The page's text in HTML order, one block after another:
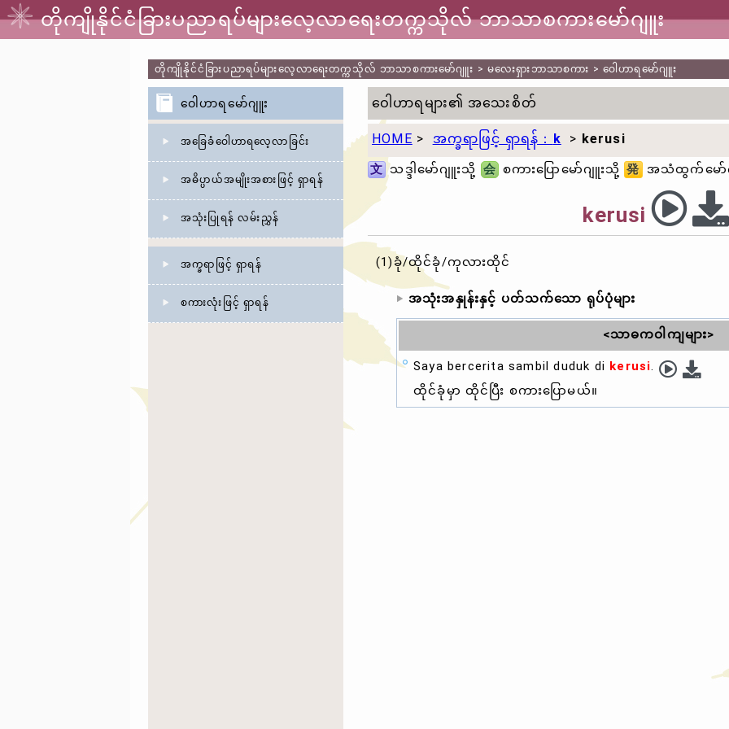
တိုကျိုနိုင်ငံခြားပညာရပ်များလေ့လာရေးတက္ကသိုလ် ဘာသာစကားမော်ဂျူး
တိုကျိုနိုင်ငံခြားပညာရပ်များလေ့လာရေးတက္ကသိုလ် ဘာသာစကားမော်ဂျူး >မလေးရှားဘာသာစကား >ဝေါဟာရမော်ဂျူး
ဝေါဟာရမော်ဂျူး
အခြေခံဝေါဟာရလေ့လာခြင်း
အဓိပ္ပာယ်အမျိုးအစားဖြင့် ရှာရန်
အသုံးပြုရန် လမ်းညွှန်
အက္ခရာဖြင့် ရှာရန်
စကားလုံးဖြင့် ရှာရန်
ဝေါဟာရများ၏ အသေးစိတ်
HOME > အက္ခရာဖြင့် ရှာရန်： k > kerusi
文 သဒ္ဒါမော်ဂျူးသို့ 会စကားပြောမော်ဂျူးသို့ 発 အသံထွက်မော်
kerusi
(1)ခုံ/ထိုင်ခုံ/ကုလားထိုင်
အသုံးအနှုန်းနှင့် ပတ်သက်သော ရုပ်ပုံများ
<သာဓကဝါကျများ>
Saya bercerita sambil duduk di kerusi.
ထိုင်ခုံမှာ ထိုင်ပြီး စကားပြောမယ်။